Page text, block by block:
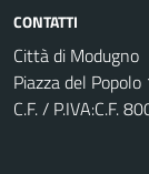
CONTATTI
Città di Modugno
Piazza del
C.F. / P.IVA:C.F.